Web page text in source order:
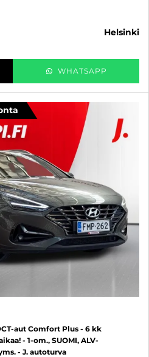
helsinki
WHATSAPP
aut Comfort Plus - 6 kk
- 1-om., SUOMI, ALV-
- J. autoturva